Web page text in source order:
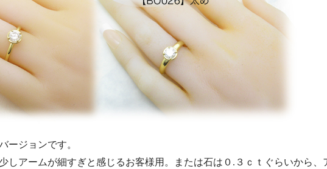
ージョンです。
しアームが細すぎと感じるお客様用。または石は０.３ｃｔぐらいから、